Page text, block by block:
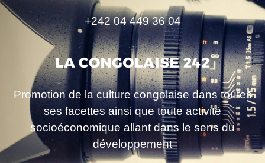
+242 04 449 36 04
Promotion de la culture congolaise dans toutes
ses facettes ainsi que toute activité
socioéconomique allant dans le sens du
développement